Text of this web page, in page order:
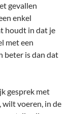
gevallen
enkel
houdt in dat je
met een
beter is dan dat
gesprek met
wilt voeren, in de